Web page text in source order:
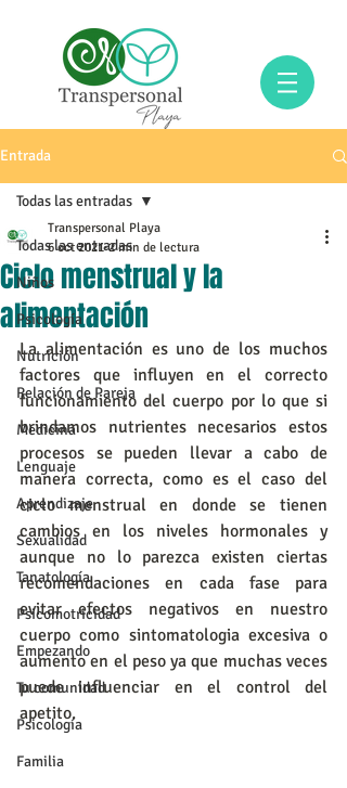
Entrada
Todas las entradas
Niños
Psicología
Nutrición
Relación de Pareja
Medicina
Lenguaje
Aprendizaje
Sexualidad
Tanatología
Psicomotricidad
Empezando
Tu comunidad
Psicología
Familia
Todas las entradas
Ciclo menstrual y la
alimentación
Transpersonal Playa
6 oct 2021 2 min de lectura
La alimentación es uno de los muchos
factores que influyen en el correcto
funcionamiento del cuerpo por lo que si
brindamos nutrientes necesarios estos
procesos se pueden llevar a cabo de
manera correcta, como es el caso del
ciclo menstrual en donde se tienen
cambios en los niveles hormonales y
aunque no lo parezca existen ciertas
recomendaciones en cada fase para
evitar efectos negativos en nuestro
cuerpo como sintomatologia excesiva o
aumento en el peso ya que muchas veces
puede influenciar en el control del
apetito.